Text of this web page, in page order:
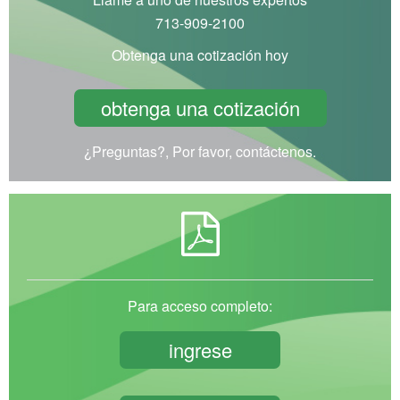
713-909-2100
Obtenga una cotización hoy
obtenga una cotización
¿Preguntas?, Por favor, contáctenos.
Para acceso completo:
ingrese